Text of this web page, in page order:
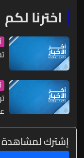
اخترنا لكم
إشترك لمشاهدة